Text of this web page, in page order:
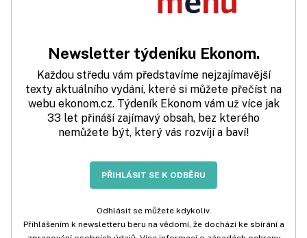
Newsletter týdeníku Ekonom.
Každou středu vám představíme nejzajímavější
texty aktuálního vydání, které si můžete přečíst na
webu ekonom.cz. Týdeník Ekonom vám už více jak
33 let přináší zajímavý obsah, bez kterého
nemůžete být, který vás rozvíjí a baví!
PŘIHLÁSIT SE K ODBĚRU
Odhlásit se můžete kdykoliv.
Přihlášením k newsletteru beru na vědomí, že dochází ke sbírání a